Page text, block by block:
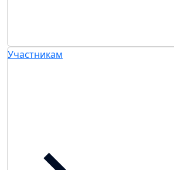
Участникам